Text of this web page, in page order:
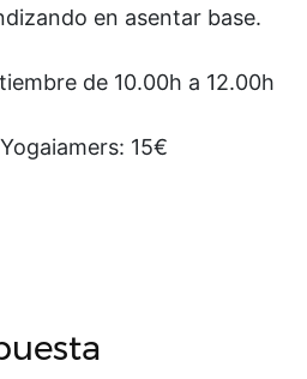
en asentar base.
de 10.00h a 12.00h
15€